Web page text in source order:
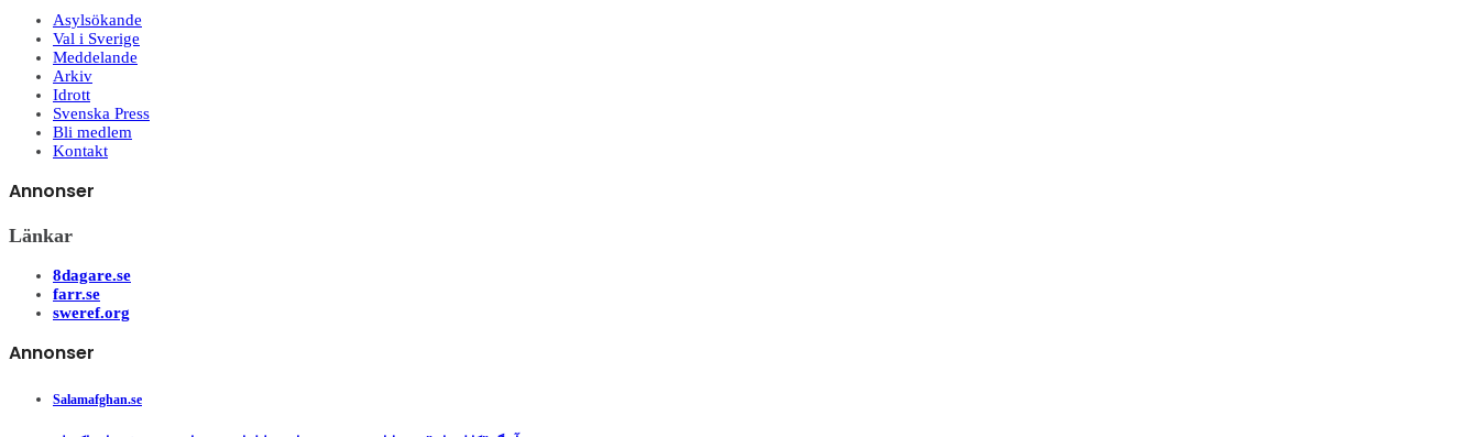
Asylsökande
Val i Sverige
Meddelande
Arkiv
Idrott
Svenska Press
Bli medlem
Kontakt
Annonser
Länkar
8dagare.se
farr.se
sweref.org
Annonser
Salamafghan.se